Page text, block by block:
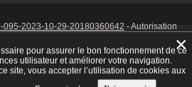
095-2023-10-29-20180360642 - Autorisation
Z -Mentions Légales-CookiesTél. : 06 14
01 75 32
pour assurer le bon fonctionnement de ce
utilisateur et améliorer votre navigation.
site, vous accepter l’utilisation de cookies aux
×